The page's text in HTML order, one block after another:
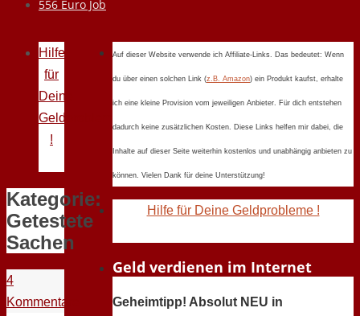
556 Euro Job
Hilfe
für
Deine
Geldprobleme
!
Kategorie:
Getestete
Sachen
4
Kommentare
Auf dieser Website verwende ich Affiliate-Links. Das bedeutet: Wenn
du über einen solchen Link (z.B. Amazon) ein Produkt kaufst, erhalte
ich eine kleine Provision vom jeweiligen Anbieter. Für dich entstehen
dadurch keine zusätzlichen Kosten. Diese Links helfen mir dabei, die
Inhalte auf dieser Seite weiterhin kostenlos und unabhängig anbieten zu
können. Vielen Dank für deine Unterstützung!
Hilfe für Deine Geldprobleme !
Geld verdienen im Internet
Geheimtipp! Absolut NEU in